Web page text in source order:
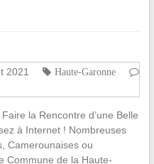
2021
Haute-Garonne
la Rencontre d’une Belle
à Internet ! Nombreuses
Camerounaises ou
Commune de la Haute-